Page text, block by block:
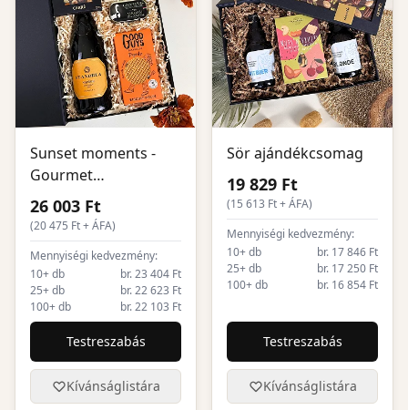
Sunset moments -
Gourmet
ajándékcsomag
26 003 Ft
(20 475 Ft + ÁFA)
Mennyiségi kedvezmény:
10+ db
br. 23 404 Ft
25+ db
br. 22 623 Ft
100+ db
br. 22 103 Ft
Testreszabás
Kívánságlistára
Sör ajándékcsomag
19 829 Ft
(15 613 Ft + ÁFA)
Mennyiségi kedvezmény:
10+ db
br. 17 846 Ft
25+ db
br. 17 250 Ft
100+ db
br. 16 854 Ft
Testreszabás
Kívánságlistára